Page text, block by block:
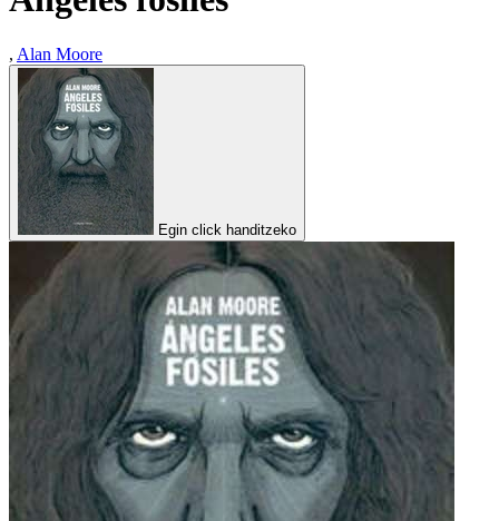
, Alan Moore
Egin click handitzeko